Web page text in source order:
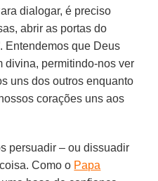
dialogar, é preciso
abrir as portas do
Entendemos que Deus
divina, permitindo-nos ver
uns dos outros enquanto
corações uns aos
persuadir – ou dissuadir
Como o Papa